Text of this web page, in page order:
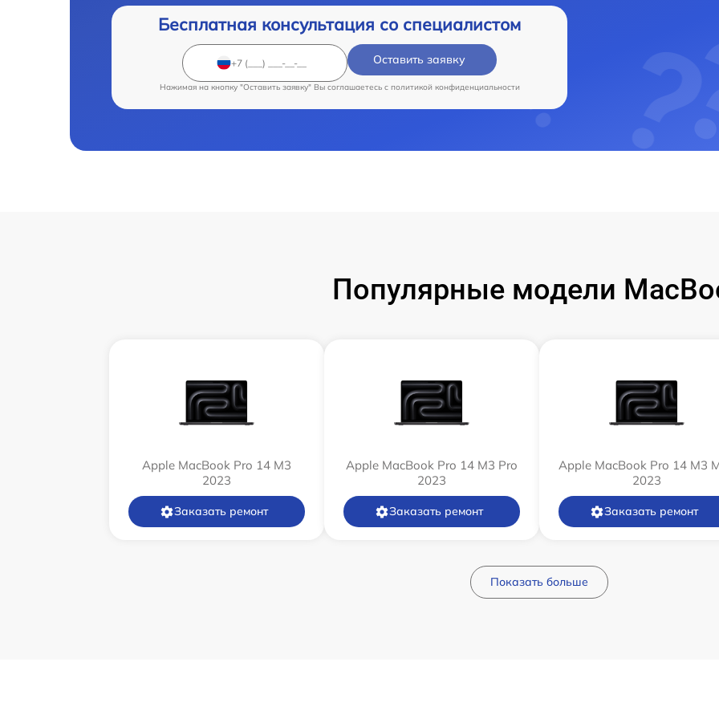
Бесплатная консультация со специалистом
Оставить заявку
Нажимая на кнопку "Оставить заявку" Вы соглашаетесь c политикой конфиденциальности
Популярные модели
Apple MacBook Pro 14 M3
2023
Заказать ремонт
Apple MacBook Pro 14 M3 Pro
2023
Заказать ремонт
Apple MacBook Pro 14 M3
2023
Заказать ремонт
Показать больше